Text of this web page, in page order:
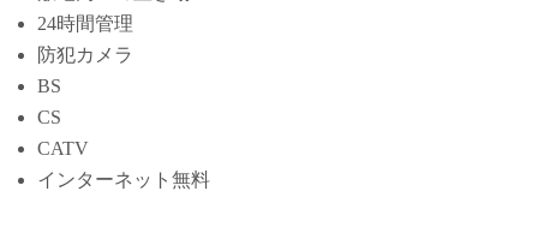
24時間管理
防犯カメラ
BS
CS
CATV
インターネット無料